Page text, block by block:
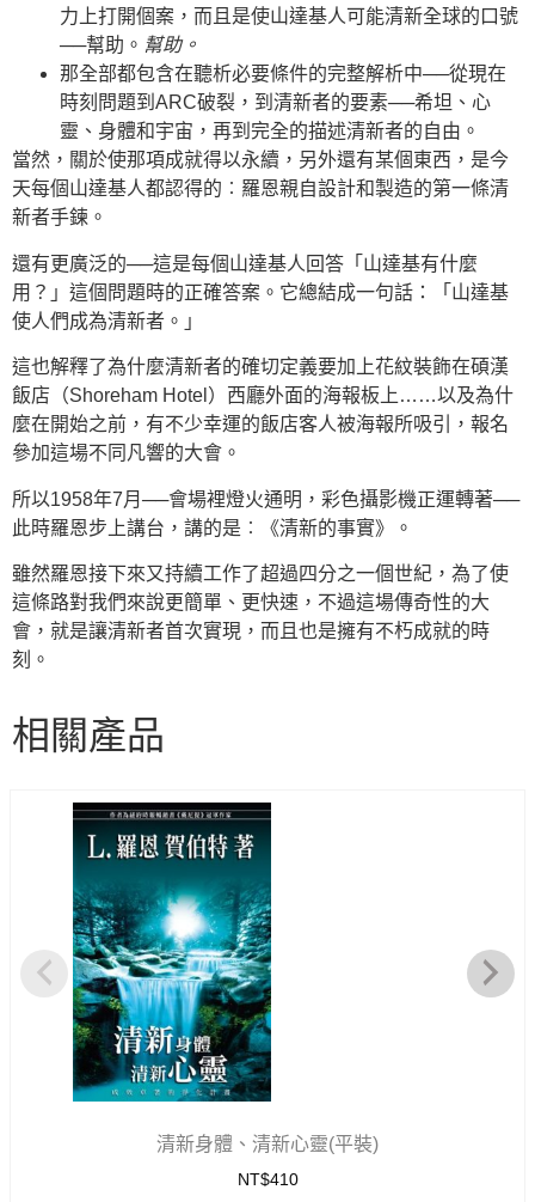
力上打開個案，而且是使山達基人可能清新全球的口號
──幫助。 幫助。
那全部都包含在聽析必要條件的完整解析中──從現在
時刻問題到ARC破裂，到清新者的要素──希坦、心
靈、身體和宇宙，再到完全的描述清新者的自由。
當然，關於使那項成就得以永續，另外還有某個東西，是今
天每個山達基人都認得的︰羅恩親自設計和製造的第一條清
新者手鍊。
還有更廣泛的──這是每個山達基人回答「山達基有什麼
用？」這個問題時的正確答案。它總結成一句話：「山達基
使人們成為清新者。」
這也解釋了為什麼清新者的確切定義要加上花紋裝飾在碩漢
飯店（Shoreham Hotel）西廳外面的海報板上……以及為什
麼在開始之前，有不少幸運的飯店客人被海報所吸引，報名
參加這場不同凡響的大會。
所以1958年7月──會場裡燈火通明，彩色攝影機正運轉著──
此時羅恩步上講台，講的是︰《清新的事實》。
雖然羅恩接下來又持續工作了超過四分之一個世紀，為了使
這條路對我們來說更簡單、更快速，不過這場傳奇性的大
會，就是讓清新者首次實現，而且也是擁有不朽成就的時
刻。
相關產品
清新身體、清新心靈(平裝)
NT$410